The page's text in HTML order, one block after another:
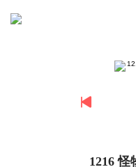
1216 怪